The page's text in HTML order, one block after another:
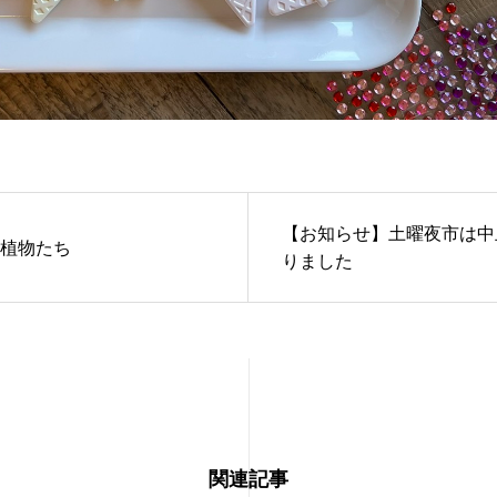
物たち
【お知らせ】土曜夜市は
りました
関連記事